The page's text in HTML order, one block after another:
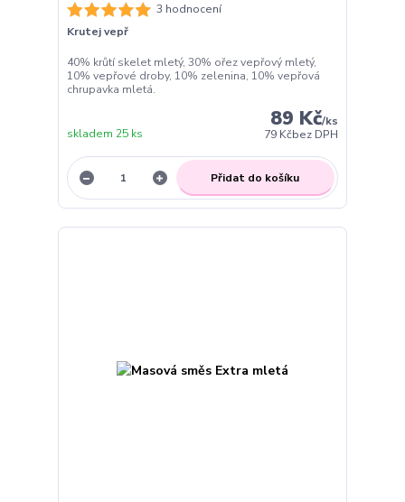
3 hodnocení
Krutej vepř
40% krůtí skelet mletý, 30% ořez vepřový mletý,
10% vepřové droby, 10% zelenina, 10% vepřová
chrupavka mletá.
89 Kč/ks
79 Kčbez DPH
skladem 25 ks
Přidat do košíku